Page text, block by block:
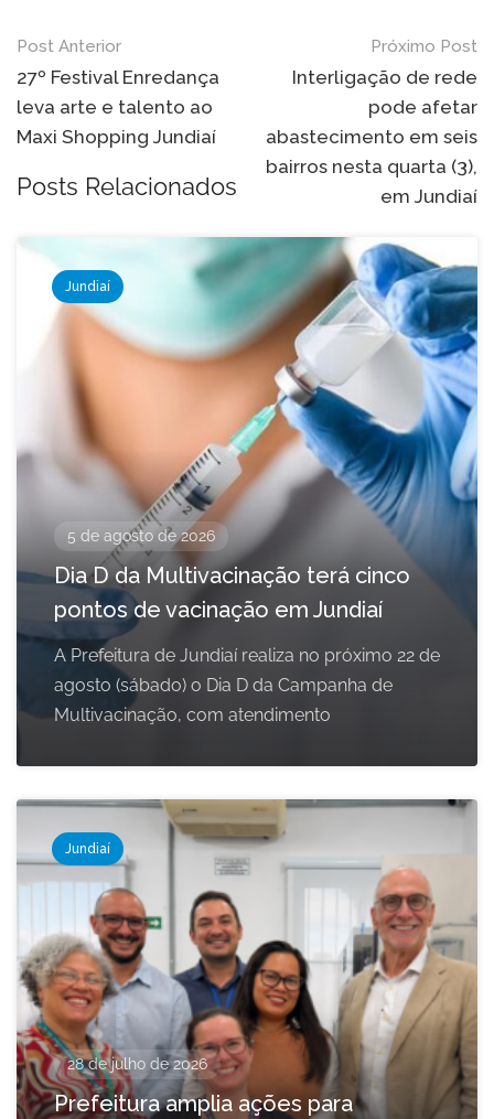
Navegação
de
Post
Post Anterior
27º Festival Enredança
leva arte e talento ao
Maxi Shopping Jundiaí
Próximo Post
Interligação de rede
pode afetar
abastecimento em seis
bairros nesta quarta (3),
em Jundiaí
Posts Relacionados
Jundiaí
5 de agosto de 2026
Dia D da Multivacinação terá cinco
pontos de vacinação em Jundiaí
A Prefeitura de Jundiaí realiza no próximo 22 de
agosto (sábado) o Dia D da Campanha de
Multivacinação, com atendimento
Jundiaí
28 de julho de 2026
Prefeitura amplia ações para